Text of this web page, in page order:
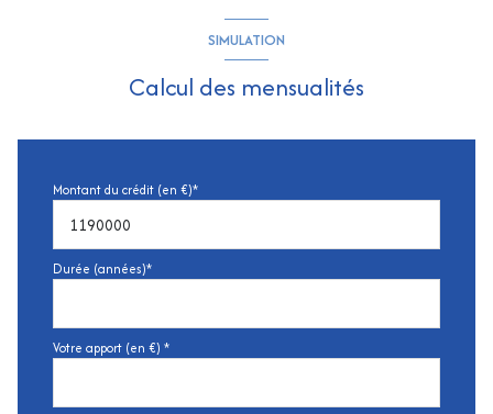
SIMULATION
Calcul des mensualités
Montant du crédit (en €)*
Durée (années)*
Votre apport (en €) *